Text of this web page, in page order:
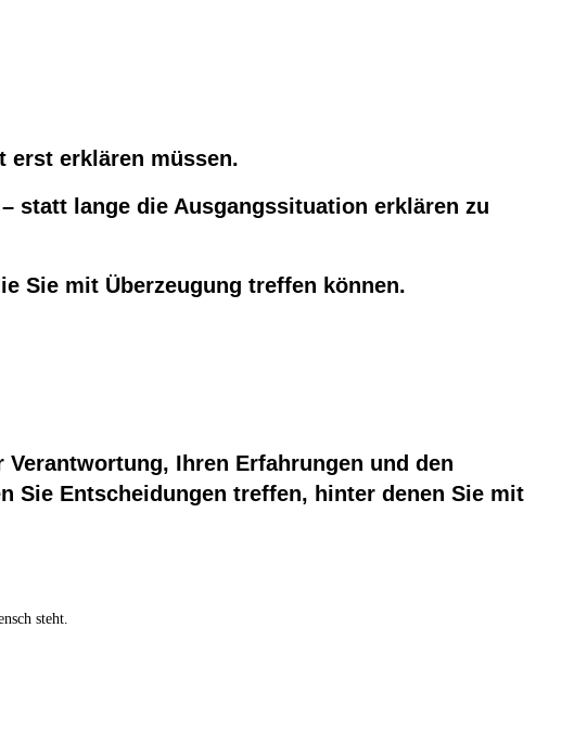
erst erklären müssen.
statt lange die Ausgangssituation erklären zu
Sie mit Überzeugung treffen können.
Ihren Erfahrungen und den
Sie Entscheidungen treffen, hinter denen Sie mit
steht.